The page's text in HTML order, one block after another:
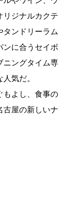
リジナルカクテ
タンドリーラム
ンに合うセイボ
ニングタイム専
気だ。
よし、食事の
古屋の新しいナ